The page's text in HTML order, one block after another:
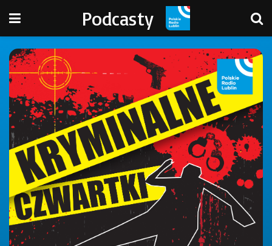
Podcasty